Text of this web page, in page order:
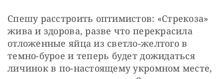
Спешу расстроить оптимистов: «Стрекоза»
жива и здорова, разве что перекрасила
отложенные яйца из светло-желтого в
темно-бурое и теперь будет дожидаться
личинок в по-настоящему укромном месте,